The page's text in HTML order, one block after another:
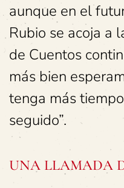
aunque en el
Rubio se acoja a
de Cuentos
más bien
tenga más
seguido”.
UNA LLAMADA